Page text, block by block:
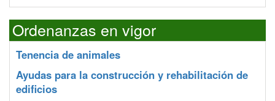
Ordenanzas en vigor
Tenencia de animales
Ayudas para la construcción y rehabilitación de
edificios